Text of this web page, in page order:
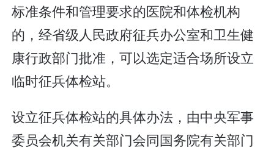
标准条件和管理要求的医院和体检机构
的，经省级人民政府征兵办公室和卫生健
康行政部门批准，可以选定适合场所设立
临时征兵体检站。
设立征兵体检站的具体办法，由中央军事
委员会机关有关部门会同国务院有关部门